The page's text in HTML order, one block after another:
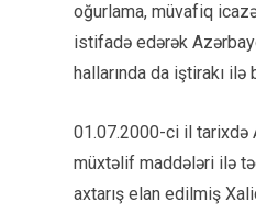
oğurlama, müvafiq
istifadə edərək
hallarında da iştirakı ilə
01.07.2000-ci il tarixdə
müxtəlif maddələri ilə
axtarış elan edilmiş